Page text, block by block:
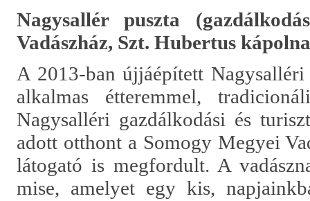
Nagysallér puszta
Vadászház, Szt. Hubertus
A 2013-ban újjáépített
alkalmas étteremmel,
Nagysalléri gazdálkodási és
adott otthont a Somogy Megyei
látogató is megfordult. A
mise, amelyet egy kis,